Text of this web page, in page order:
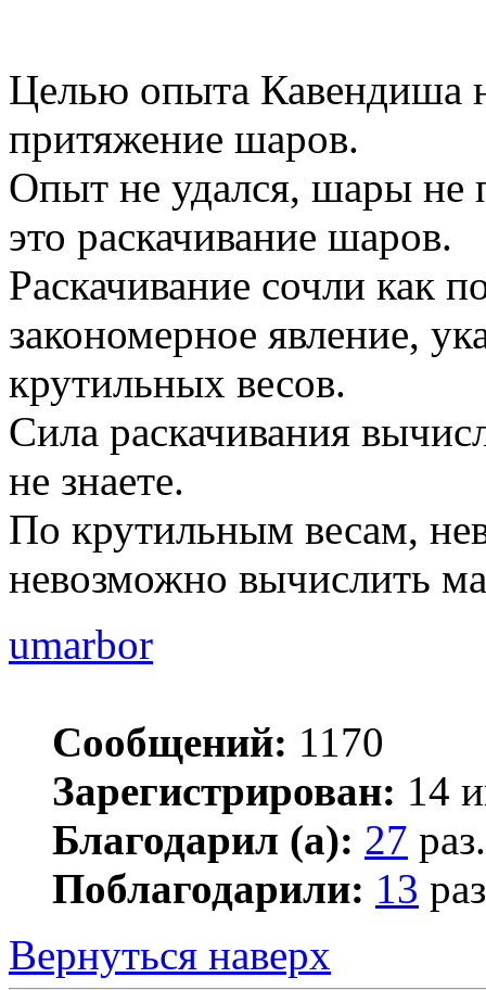
Целью опыта Кавендиша
притяжение шаров.
Опыт не удался, шары не
это раскачивание шаров.
Раскачивание сочли как
закономерное явление,
крутильных весов.
Сила раскачивания
не знаете.
По крутильным весам,
невозможно вычислить
umarbor
Сообщений: 1170
Зарегистрирован: 14
Благодарил (а): 27 раз.
Поблагодарили: 13
Вернуться наверх